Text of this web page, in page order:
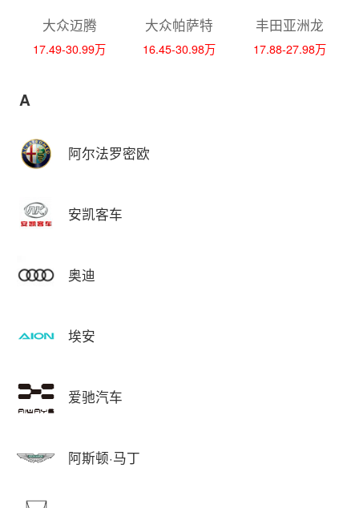
大众迈腾
17.49-30.99万
大众帕萨特
16.45-30.98万
丰田亚洲龙
17.88-27.98万
A
阿尔法罗密欧
安凯客车
奥迪
埃安
爱驰汽车
阿斯顿·马丁